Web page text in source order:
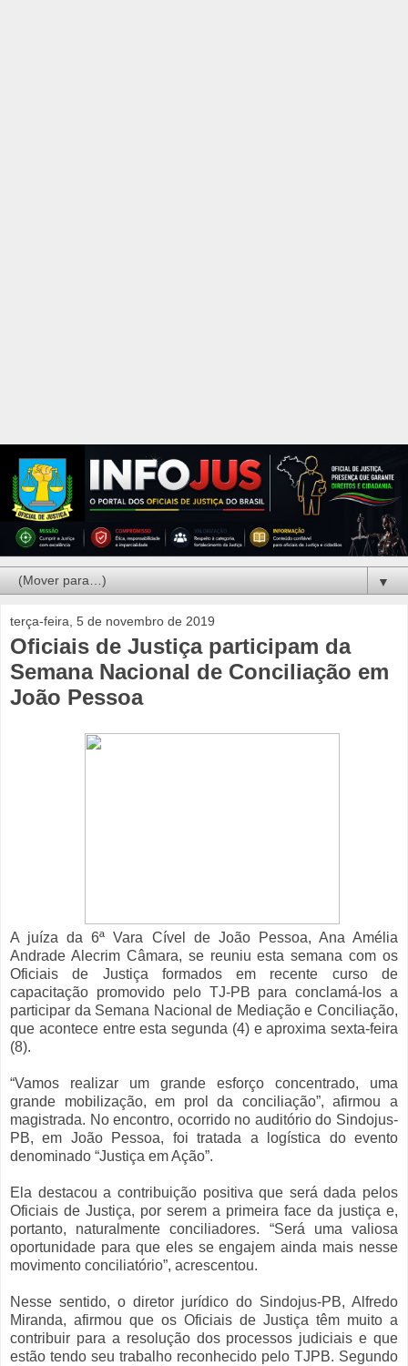
▼
terça-feira, 5 de novembro de 2019
Oficiais de Justiça participam da
Semana Nacional de Conciliação em
João Pessoa
A juíza da 6ª Vara Cível de João Pessoa, Ana Amélia
Andrade Alecrim Câmara, se reuniu esta semana com os
Oficiais de Justiça formados em recente curso de
capacitação promovido pelo TJ-PB para conclamá-los a
participar da Semana Nacional de Mediação e Conciliação,
que acontece entre esta segunda (4) e aproxima sexta-feira
(8).
“Vamos realizar um grande esforço concentrado, uma
grande mobilização, em prol da conciliação”, afirmou a
magistrada. No encontro, ocorrido no auditório do Sindojus-
PB, em João Pessoa, foi tratada a logística do evento
denominado “Justiça em Ação”.
Ela destacou a contribuição positiva que será dada pelos
Oficiais de Justiça, por serem a primeira face da justiça e,
portanto, naturalmente conciliadores. “Será uma valiosa
oportunidade para que eles se engajem ainda mais nesse
movimento conciliatório”, acrescentou.
Nesse sentido, o diretor jurídico do Sindojus-PB, Alfredo
Miranda, afirmou que os Oficiais de Justiça têm muito a
contribuir para a resolução dos processos judiciais e que
estão tendo seu trabalho reconhecido pelo TJPB. Segundo